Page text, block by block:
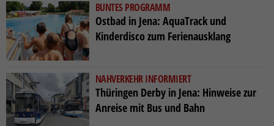
BUNTES PROGRAMM
Ostbad in Jena: AquaTrack und
Kinderdisco zum Ferienausklang
NAHVERKEHR INFORMIERT
Thüringen Derby in Jena: Hinweise zur
Anreise mit Bus und Bahn